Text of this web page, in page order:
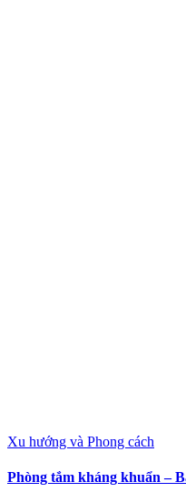
Xu hướng và Phong cách
Phòng tắm kháng khuẩn –